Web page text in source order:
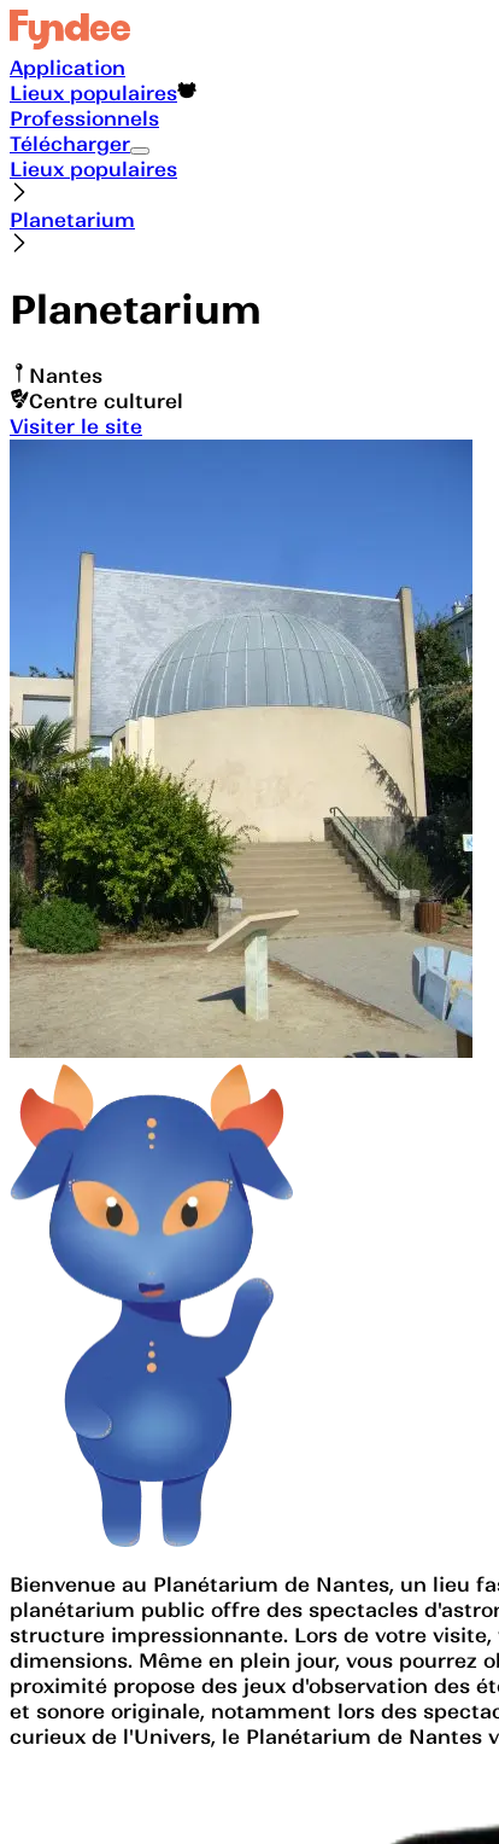
Application
Lieux populaires
Professionnels
Télécharger
Lieux populaires
Planetarium
Planetarium
Nantes
Centre culturel
Visiter le site
Bienvenue au Planétarium de Nantes, un lieu
planétarium public offre des spectacles
structure impressionnante. Lors de votre
dimensions. Même en plein jour, vous pourrez
proximité propose des jeux d'observation des
et sonore originale, notamment lors des
curieux de l'Univers, le Planétarium de Nantes